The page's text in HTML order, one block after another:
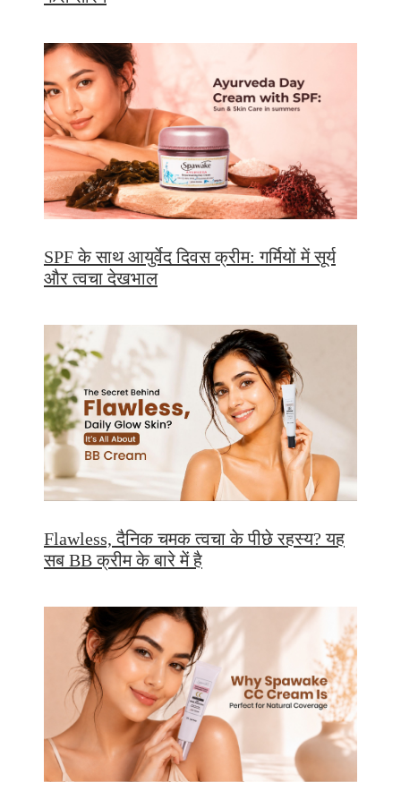
SPF के साथ आयुर्वेद दिवस क्रीम: गर्मियों में सूर्य
और त्वचा देखभाल
Flawless, दैनिक चमक त्वचा के पीछे रहस्य? यह
सब BB क्रीम के बारे में है